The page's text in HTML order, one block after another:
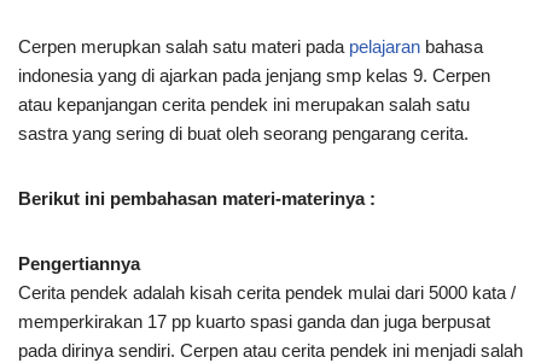
Cerpen merupkan salah satu materi pada pelajaran bahasa
indonesia yang di ajarkan pada jenjang smp kelas 9. Cerpen
atau kepanjangan cerita pendek ini merupakan salah satu
sastra yang sering di buat oleh seorang pengarang cerita.
Berikut ini pembahasan materi-materinya :
Pengertiannya
Cerita pendek adalah kisah cerita pendek mulai dari 5000 kata /
memperkirakan 17 pp kuarto spasi ganda dan juga berpusat
pada dirinya sendiri. Cerpen atau cerita pendek ini menjadi salah